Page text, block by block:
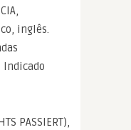
inglês.
PASSIERT),